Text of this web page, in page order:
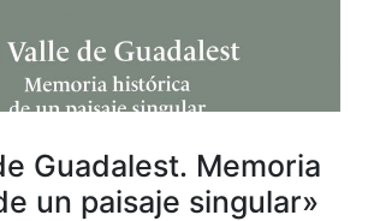
Guadalest. Memoria
un paisaje singular»